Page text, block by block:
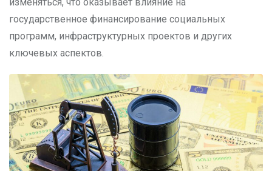
государственное финансирование социальных
программ, инфраструктурных проектов и других
ключевых аспектов.